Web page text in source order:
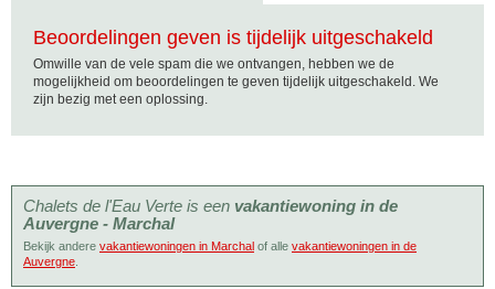
Beoordelingen geven is tijdelijk uitgeschakeld
Omwille van de vele spam die we ontvangen, hebben we de
mogelijkheid om beoordelingen te geven tijdelijk uitgeschakeld. We
zijn bezig met een oplossing.
Chalets de l'Eau Verte is een vakantiewoning in de
Auvergne - Marchal
Bekijk andere vakantiewoningen in Marchal of alle vakantiewoningen in de
Auvergne